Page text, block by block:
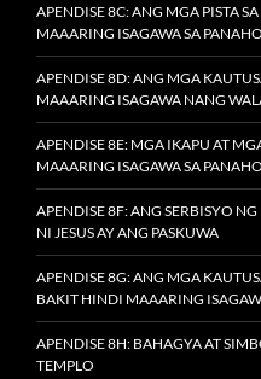
APENDISE 8C: ANG MGA PISTA
MAAARING ISAGAWA SA
APENDISE 8D: ANG MGA
MAAARING ISAGAWA NANG
APENDISE 8E: MGA IKAPU AT
MAAARING ISAGAWA SA
APENDISE 8F: ANG SERBISYO
NI JESUS AY ANG PASKUWA
APENDISE 8G: ANG MGA
BAKIT HINDI MAAARING
APENDISE 8H: BAHAGYA AT
TEMPLO